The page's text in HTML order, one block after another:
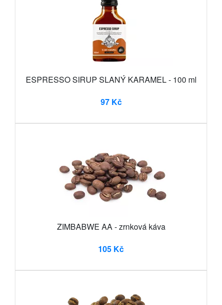
ESPRESSO SIRUP SLANÝ KARAMEL - 100 ml
97 Kč
ZIMBABWE AA - zrnková káva
105 Kč